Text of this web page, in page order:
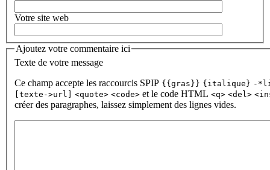
Votre site web
Ajoutez votre commentaire ici
Texte de votre message
Ce champ accepte les raccourcis SPIP {{gras}} {italique} -
[texte->url]
<quote> <code> et le code HTML <q> <del>
créer des paragraphes, laissez simplement des lignes vides.